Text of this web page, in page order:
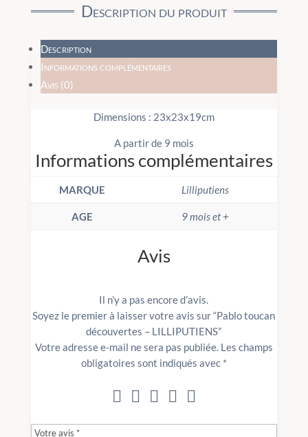
Description du produit
Description
Informations complémentaires
Avis (0)
Dimensions : 23x23x19cm
A partir de 9 mois
Informations complémentaires
MARQUE Lilliputiens
AGE 9 mois et +
Avis
Il n’y a pas encore d’avis.
Soyez le premier à laisser votre avis sur “Pablo toucan
découvertes – LILLIPUTIENS”
Votre adresse e-mail ne sera pas publiée. Les champs
obligatoires sont indiqués avec *